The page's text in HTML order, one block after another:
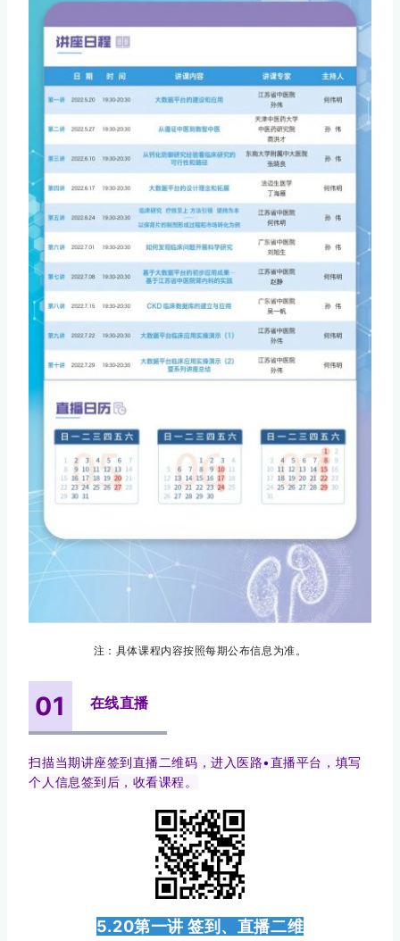
注：具体课程内容按照每期公布信息为准。
01 在线直播
扫描当期讲座签到直播二维码，进入医路•直播平台，填写
个人信息签到后，收看课程。
5.20第一讲 签到、直播二维